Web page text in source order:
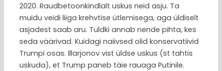
2020. Raudbetoonkindlalt uskus neid asju. Ta
muidu veidi liiga krehvtise ütlemisega, aga üldiselt
asjadest saab aru. Tuldki annab nende pihta, kes
seda väärivad. Kuidagi naiivsed olid konservatiivid
Trumpi osas. Illarjonov vist üldse uskus (st tahtis
uskuda), et Trump paneb täie rauaga Putinile.